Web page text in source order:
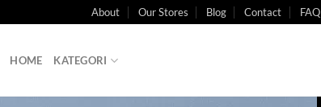
About Our Stores Blog Contact FAQ
HOME KATEGORI